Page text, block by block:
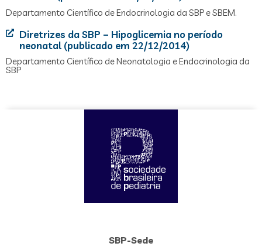
Departamento Científico de Endocrinologia da SBP e SBEM.
Diretrizes da SBP – Hipoglicemia no período
neonatal (publicado em 22/12/2014)
Departamento Científico de Neonatologia e Endocrinologia da
SBP
SBP-Sede